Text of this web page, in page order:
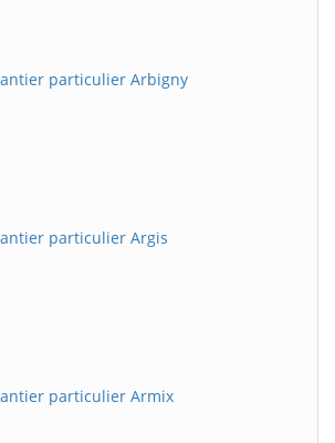
particulier Arbigny
particulier Argis
particulier Armix